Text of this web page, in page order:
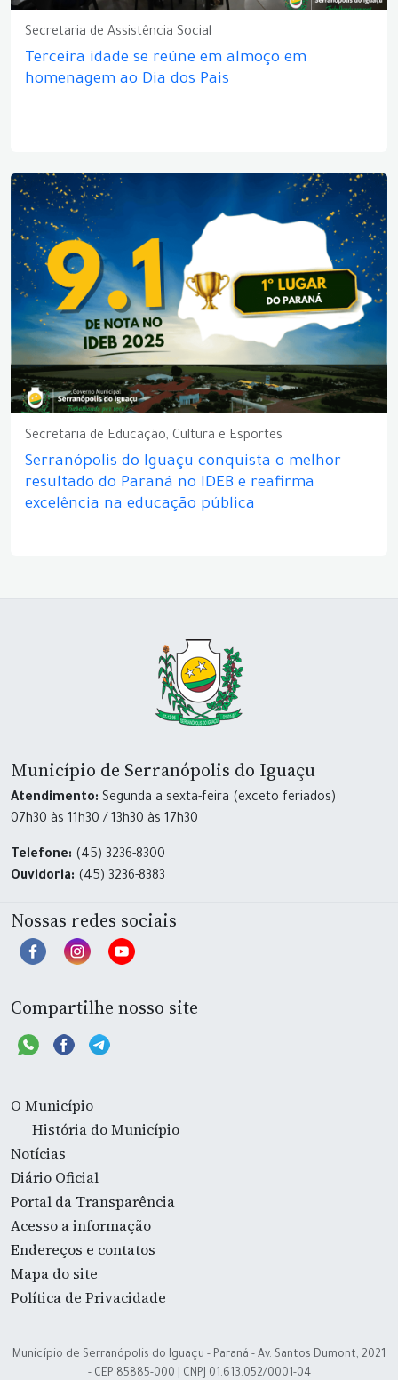
Secretaria de Assistência Social
Terceira idade se reúne em almoço em
homenagem ao Dia dos Pais
Secretaria de Educação, Cultura e Esportes
Serranópolis do Iguaçu conquista o melhor
resultado do Paraná no IDEB e reafirma
excelência na educação pública
Município de Serranópolis do Iguaçu
Atendimento: Segunda a sexta-feira (exceto feriados)
07h30 às 11h30 / 13h30 às 17h30
Telefone: (45) 3236-8300
Ouvidoria: (45) 3236-8383
Nossas redes sociais
Compartilhe nosso site
O Município
História do Município
Notícias
Diário Oficial
Portal da Transparência
Acesso a informação
Endereços e contatos
Mapa do site
Política de Privacidade
Município de Serranópolis do Iguaçu - Paraná - Av. Santos Dumont, 2021
- CEP 85885-000 | CNPJ 01.613.052/0001-04